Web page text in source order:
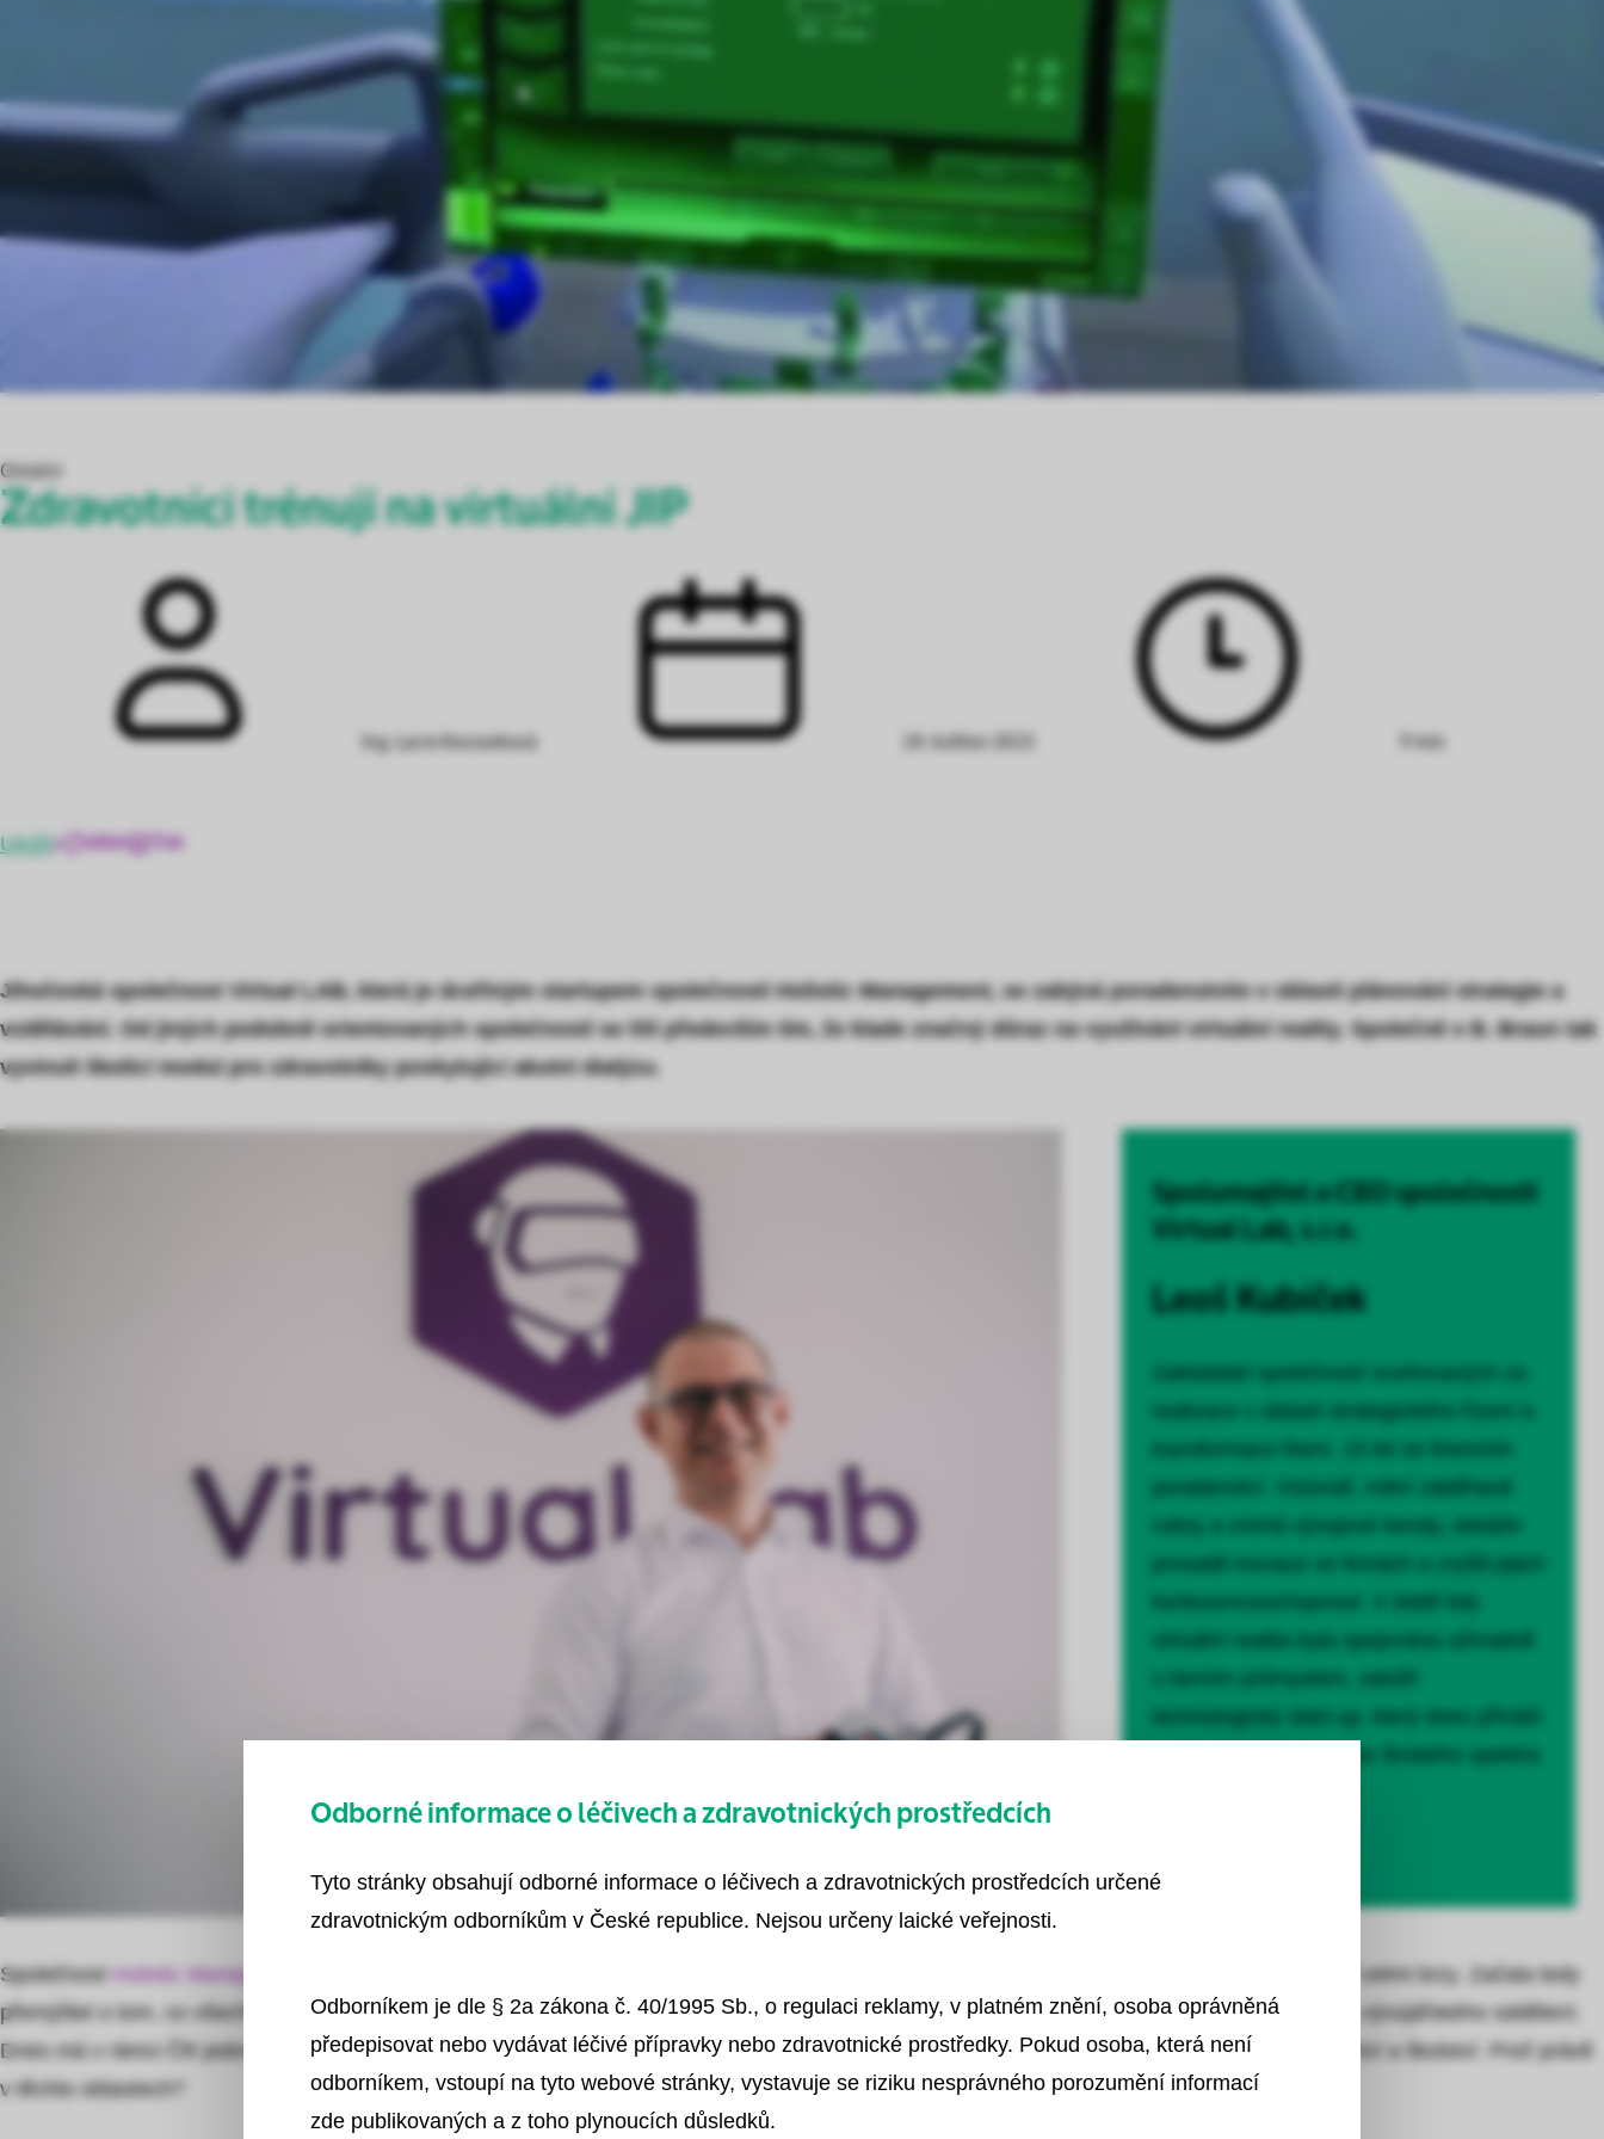
Ostatní
Zdravotníci trénují na virtuální JIP
Uložit
Jihočeská společnost Virtual LAB, která je dceřiným startupem společnosti Holistic Management, se zabývá poradenstvím v oblasti plánování strategie a
vzdělávání. Od jiných podobně orientovaných společností se liší především tím, že klade značný důraz na využívání virtuální reality. Společně s B. Braun tak
vyvinuli školicí modul pro zdravotníky poskytující akutní dialýzu.
Spolumajitel a CEO společnosti
Virtual Lab, s.r.o.
Leoš Kubíček
Zakladatel společností oceňovaných za
realizace v oblasti strategického řízení a
transformace firem. 15 let ve firemním
poradenství. Vizionář, mění zaběhané
rutiny a vnímá vývojové trendy, dokáže
prosadit inovace ve firmách a zvýšit jejich
konkurenceschopnost. V době kdy
virtuální realita byla spojována výhradně
s herním průmyslem, založil
technologický start-up, který dnes přináší
moderní technologie do širokého spektra
Společnost Holistic Management
se před několika lety rozhodla začít experimentovat s využíváním nástrojů virtuální reality. Úspěch se dostavil velmi brzy. Začala tedy
přemýšlet o tom, co všechno lze s virtuální realitou v rámci vzdělávacích procesů dělat. Založila proto startupVirtual LAB, a to včetně vlastního vývojářského oddělení.
Dnes má v rámci ČR jedno z nejširších portfolií využití virtuálně rozšířené reality mimo herní průmysl. Dominantní je zvláště v oblasti zdravotnictví a školství. Proč právě
v těchto oblastech?
Odborné informace o léčivech a zdravotnických prostředcích
Tyto stránky obsahují odborné informace o léčivech a zdravotnických prostředcích určené
zdravotnickým odborníkům v České republice. Nejsou určeny laické veřejnosti.
Odborníkem je dle § 2a zákona č. 40/1995 Sb., o regulaci reklamy, v platném znění, osoba oprávněná
předepisovat nebo vydávat léčivé přípravky nebo zdravotnické prostředky. Pokud osoba, která není
odborníkem, vstoupí na tyto webové stránky, vystavuje se riziku nesprávného porozumění informací
zde publikovaných a z toho plynoucích důsledků.